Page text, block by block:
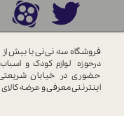
فروشگاه سه نی نی با بیش
درحوزه لوازم کودک و
حضوری در خیابان
اینترنتی معرفی و عرضه کالای